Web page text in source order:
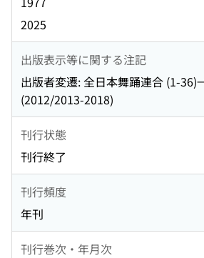
2025
出版表示等に関する注記
出版者変遷: 全日本舞踊連合 (1-
(2012/2013-2018)
刊行状態
刊行終了
刊行頻度
年刊
刊行巻次・年月次